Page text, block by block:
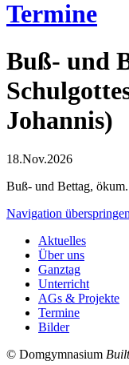
Termine
Buß- und
Johannis)
18.Nov.2026
Buß- und Bettag,
Navigation überspringen
Aktuelles
Über uns
Ganztag
Unterricht
AGs & Projekte
Termine
Bilder
© Domgymnasium